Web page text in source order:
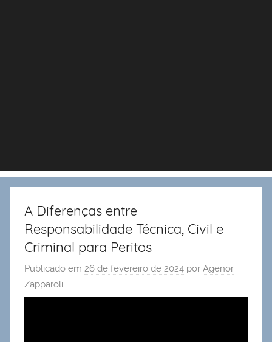
A Diferenças entre
Responsabilidade Técnica, Civil e
Criminal para Peritos
Publicado em 26 de fevereiro de 2024 por Agenor
Zapparoli